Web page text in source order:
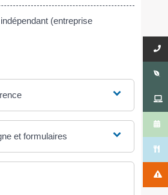
(entreprise
et formulaires